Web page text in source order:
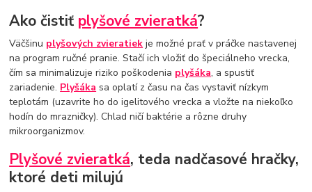
Ako čistiť plyšové zvieratká?
Väčšinu plyšových zvieratiek je možné prať v práčke nastavenej
na program ručné pranie. Stačí ich vložiť do špeciálneho vrecka,
čím sa minimalizuje riziko poškodenia plyšáka, a spustiť
zariadenie. Plyšáka sa oplatí z času na čas vystaviť nízkym
teplotám (uzavrite ho do igelitového vrecka a vložte na niekoľko
hodín do mrazničky). Chlad ničí baktérie a rôzne druhy
mikroorganizmov.
Plyšové zvieratká, teda nadčasové hračky,
ktoré deti milujú